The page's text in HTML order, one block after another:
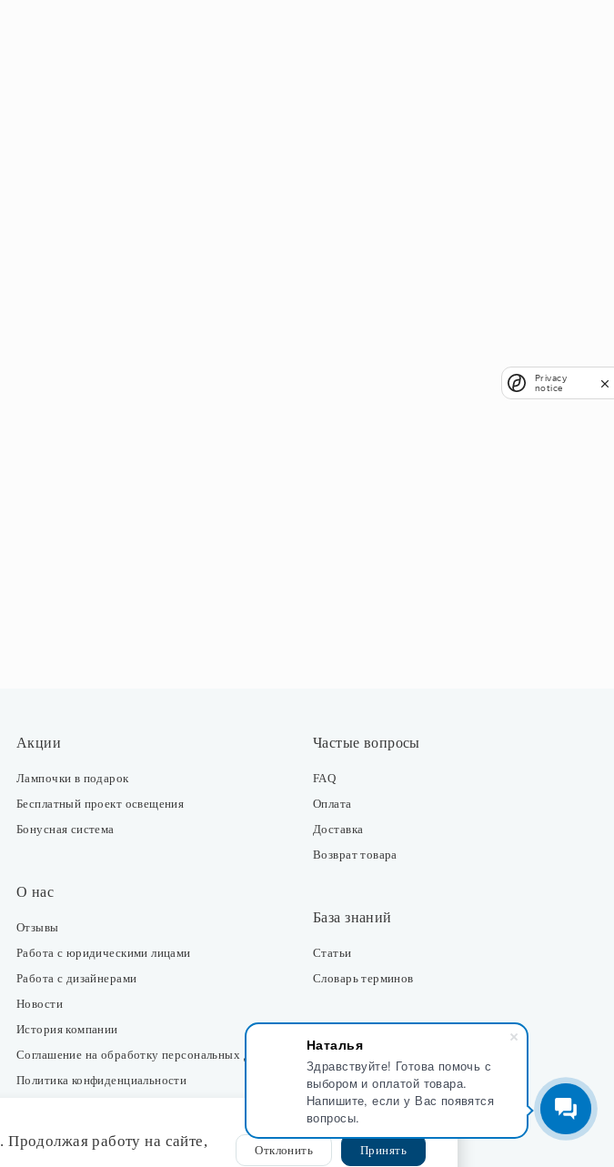
Наталья
Здравствуйте! Готова помочь с
выбором и оплатой товара.
Напишите, если у Вас появятся
вопросы.
Акции
Лампочки в подарок
Бесплатный проект освещения
Бонусная система
О нас
Отзывы
Работа с юридическими лицами
Работа с дизайнерами
Новости
История компании
Соглашение на обработку персональных данных
Политика конфиденциальности
Публичная оферта
Частые вопросы
FAQ
Оплата
Доставка
Возврат товара
База знаний
Статьи
Словарь терминов
Контакты
Розничные магазины
Интернет-магазин
Отдел закупки
Отдел маркетинга
. Продолжая работу на сайте,
Отклонить Принять
Privacy
notice